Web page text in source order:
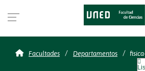
fisica-
Facultades Departamentos